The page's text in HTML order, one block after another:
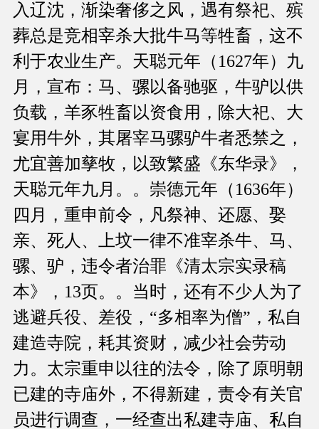
入辽沈，渐染奢侈之风，遇有祭祀、殡
葬总是竞相宰杀大批牛马等牲畜，这不
利于农业生产。天聪元年（1627年）九
月，宣布：马、骡以备驰驱，牛驴以供
负载，羊豕牲畜以资食用，除大祀、大
宴用牛外，其屠宰马骡驴牛者悉禁之，
尤宜善加孳牧，以致繁盛《东华录》，
天聪元年九月。。崇德元年（1636年）
四月，重申前令，凡祭神、还愿、娶
亲、死人、上坟一律不准宰杀牛、马、
骡、驴，违令者治罪《清太宗实录稿
本》，13页。。当时，还有不少人为了
逃避兵役、差役，“多相率为僧”，私自
建造寺院，耗其资财，减少社会劳动
力。太宗重申以往的法令，除了原明朝
已建的寺庙外，不得新建，责令有关官
员进行调查，一经查出私建寺庙、私自